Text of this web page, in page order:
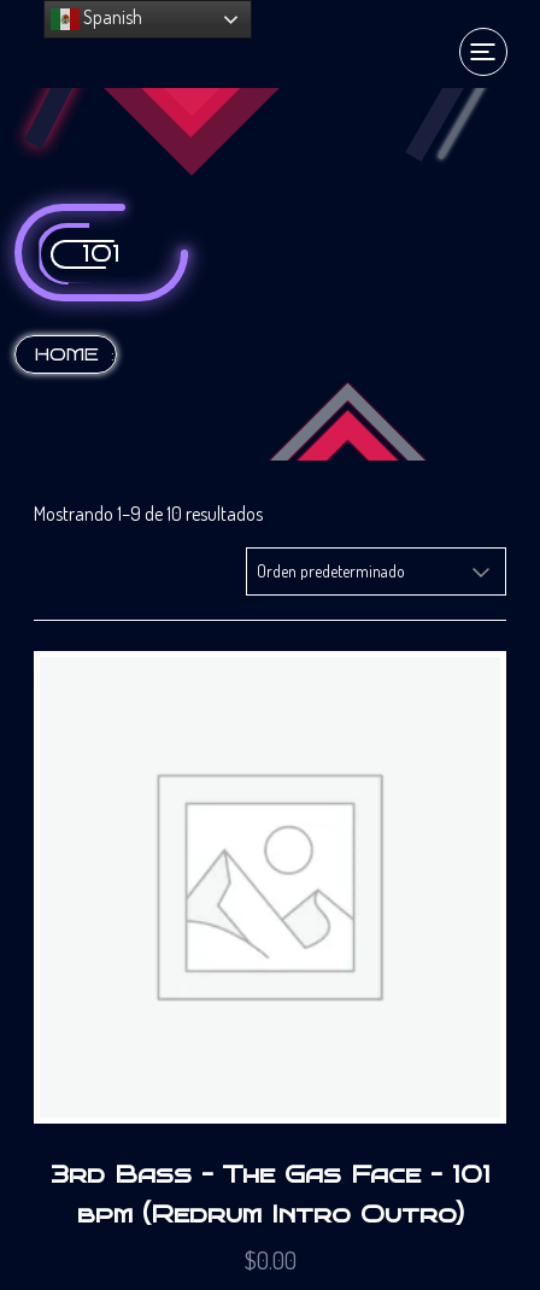
101
HOME :
Mostrando 1–9 de 10 resultados
3rd Bass – The Gas Face – 101
bpm (Redrum Intro Outro)
$0.00
Spanish